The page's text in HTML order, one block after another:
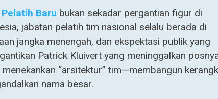
Pelatih Baru bukan sekadar pergantian figur di
jabatan pelatih tim nasional selalu berada di
jangka menengah, dan ekspektasi publik yang
Patrick Kluivert yang meninggalkan
“arsitektur” tim—membangun
nama besar.